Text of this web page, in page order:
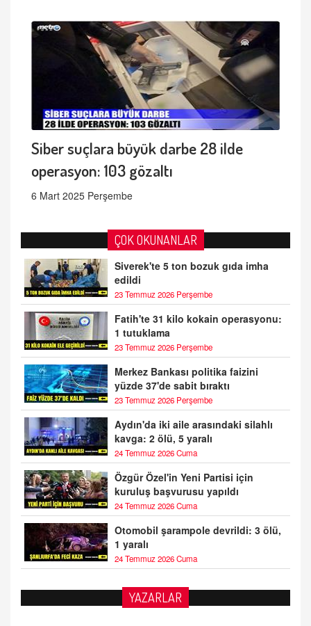
Siber suçlara büyük darbe 28 ilde
operasyon: 103 gözaltı
6 Mart 2025 Perşembe
ÇOK OKUNANLAR
Siverek'te 5 ton bozuk gıda imha
edildi
23 Temmuz 2026 Perşembe
Fatih'te 31 kilo kokain operasyonu:
1 tutuklama
23 Temmuz 2026 Perşembe
Merkez Bankası politika faizini
yüzde 37'de sabit bıraktı
23 Temmuz 2026 Perşembe
Aydın'da iki aile arasındaki silahlı
kavga: 2 ölü, 5 yaralı
24 Temmuz 2026 Cuma
Özgür Özel'in Yeni Partisi için
kuruluş başvurusu yapıldı
24 Temmuz 2026 Cuma
Otomobil şarampole devrildi: 3 ölü,
1 yaralı
24 Temmuz 2026 Cuma
YAZARLAR